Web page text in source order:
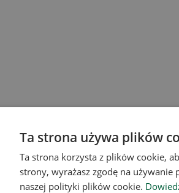
Ta strona używa plików
Ta strona korzysta z plików cookie,
strony, wyrażasz zgodę na
naszej polityki plików cookie.